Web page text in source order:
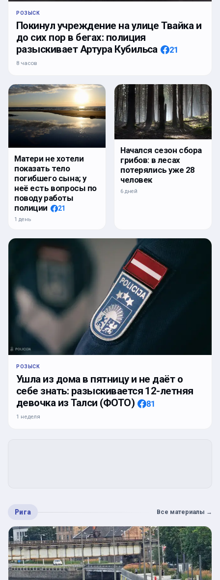
РОЗЫСК
Покинул учреждение на улице Твайка и
до сих пор в бегах: полиция
разыскивает Артура Кубильса
21
8 часов
Матери не хотели
показать тело
погибшего сына; у
неё есть вопросы по
поводу работы
полиции
21
1 день
Начался сезон сбора
грибов: в лесах
потерялись уже 28
человек
6 дней
РОЗЫСК
Ушла из дома в пятницу и не даёт о
себе знать: разыскивается 12-летняя
девочка из Талси (ФОТО)
81
1 неделя
Рига Все материалы →